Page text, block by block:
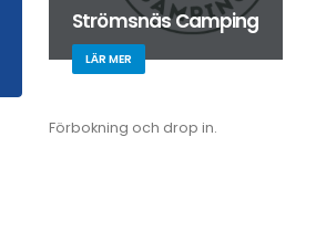
Strömsnäs Camping
LÄR MER
Förbokning och drop in.